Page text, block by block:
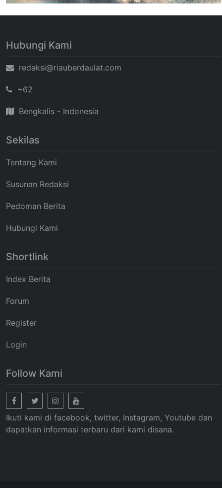
Hubungi Kami
redaksi@riauberdaulat.com
+62
Bengkalis - Indonesia
Sekilas
Tentang Kami
Susunan Redaksi
Pedoman Berita
Hubungi Kami
Shortlink
Index Berita
Forum
Register
Login
Follow Kami
Ikuti kami di facebook, twitter, Instagram, Youtube dan
dapatkan informasi terbaru dari kami disana.